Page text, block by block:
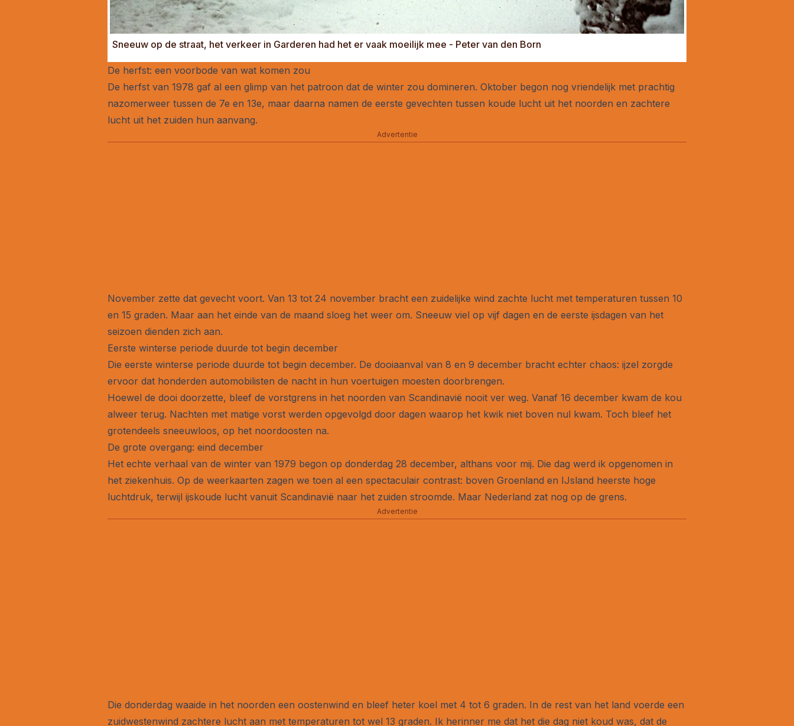
Sneeuw op de straat, het verkeer in Garderen had het er vaak moeilijk mee - Peter van den Born
De herfst: een voorbode van wat komen zou
De herfst van 1978 gaf al een glimp van het patroon dat de winter zou domineren. Oktober begon nog vriendelijk met prachtig
nazomerweer tussen de 7e en 13e, maar daarna namen de eerste gevechten tussen koude lucht uit het noorden en zachtere
lucht uit het zuiden hun aanvang.
Advertentie
November zette dat gevecht voort. Van 13 tot 24 november bracht een zuidelijke wind zachte lucht met temperaturen tussen 10
en 15 graden. Maar aan het einde van de maand sloeg het weer om. Sneeuw viel op vijf dagen en de eerste ijsdagen van het
seizoen dienden zich aan.
Eerste winterse periode duurde tot begin december
Die eerste winterse periode duurde tot begin december. De dooiaanval van 8 en 9 december bracht echter chaos: ijzel zorgde
ervoor dat honderden automobilisten de nacht in hun voertuigen moesten doorbrengen.
Hoewel de dooi doorzette, bleef de vorstgrens in het noorden van Scandinavië nooit ver weg. Vanaf 16 december kwam de kou
alweer terug. Nachten met matige vorst werden opgevolgd door dagen waarop het kwik niet boven nul kwam. Toch bleef het
grotendeels sneeuwloos, op het noordoosten na.
De grote overgang: eind december
Het echte verhaal van de winter van 1979 begon op donderdag 28 december, althans voor mij. Die dag werd ik opgenomen in
het ziekenhuis. Op de weerkaarten zagen we toen al een spectaculair contrast: boven Groenland en IJsland heerste hoge
luchtdruk, terwijl ijskoude lucht vanuit Scandinavië naar het zuiden stroomde. Maar Nederland zat nog op de grens.
Advertentie
Die donderdag waaide in het noorden een oostenwind en bleef heter koel met 4 tot 6 graden. In de rest van het land voerde een
zuidwestenwind zachtere lucht aan met temperaturen tot wel 13 graden. Ik herinner me dat het die dag niet koud was, dat de